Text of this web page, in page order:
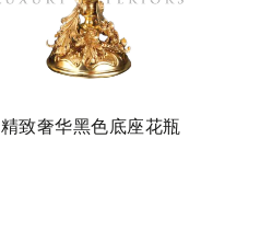
精致奢华黑色底座花瓶